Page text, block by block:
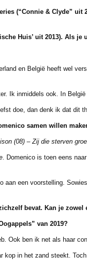
(“Connie & Clyde” uit
Huis’ uit 2013). Als je
en België heeft wel
Ik inmiddels ook. In België
doe, dan denk ik dat dit
samen willen
(08) – Zij die sterven
. Domenico is toen eens
een voorstelling.
bevat. Kan je zowel
van 2019?
ben ik net als haar
in het zand steekt.